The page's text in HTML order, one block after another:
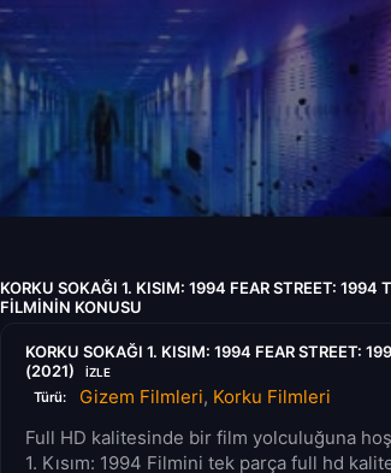
KORKU SOKAĞI 1. KISIM: 1994 FEAR STREET: 1994
FILMININ KONUSU
KORKU SOKAĞI 1. KISIM: 1994 FEAR STREET:
(2021)
IZLE
Türü: Gizem Filmleri, Korku Filmleri
Full HD kalitesinde bir film yolculuğuna
1. Kısım: 1994 Filmini tek parça full hd